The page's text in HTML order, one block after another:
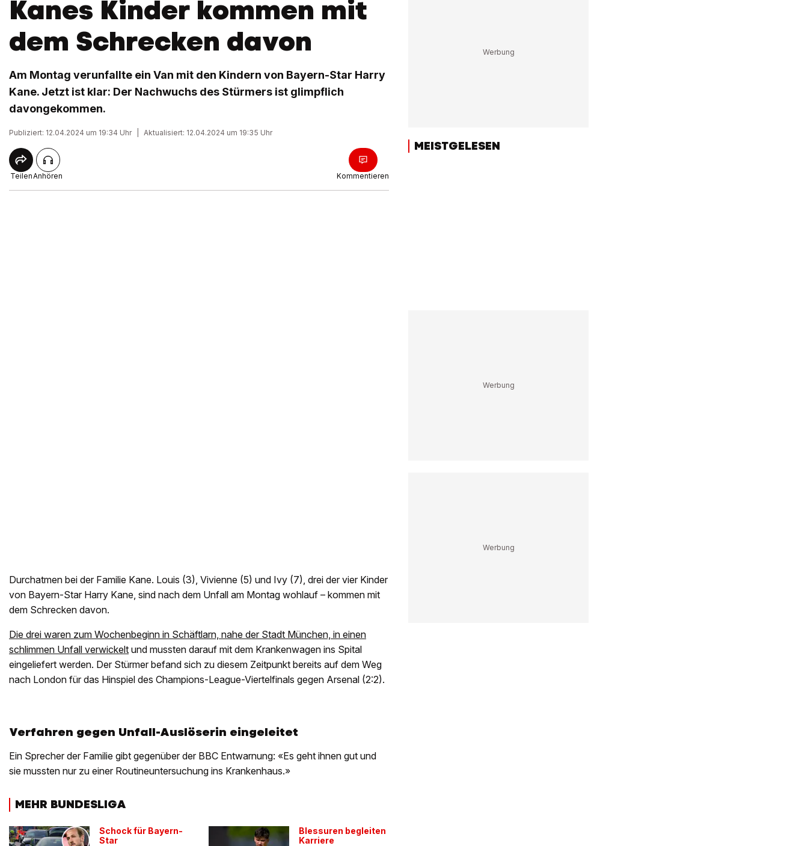
Kanes Kinder kommen mit
dem Schrecken davon
Am Montag verunfallte ein Van mit den Kindern von Bayern-Star Harry
Kane. Jetzt ist klar: Der Nachwuchs des Stürmers ist glimpflich
davongekommen.
Publiziert: 12.04.2024 um 19:34 Uhr Aktualisiert: 12.04.2024 um 19:35 Uhr
TeilenAnhören Kommentieren
Durchatmen bei der Familie Kane. Louis (3), Vivienne (5) und Ivy (7), drei der vier Kinder
von Bayern-Star Harry Kane, sind nach dem Unfall am Montag wohlauf – kommen mit
dem Schrecken davon.
Die drei waren zum Wochenbeginn in Schäftlarn, nahe der Stadt München, in einen
schlimmen Unfall verwickelt und mussten darauf mit dem Krankenwagen ins Spital
eingeliefert werden. Der Stürmer befand sich zu diesem Zeitpunkt bereits auf dem Weg
nach London für das Hinspiel des Champions-League-Viertelfinals gegen Arsenal (2:2).
Verfahren gegen Unfall-Auslöserin eingeleitet
Ein Sprecher der Familie gibt gegenüber der BBC Entwarnung: «Es geht ihnen gut und
sie mussten nur zu einer Routineuntersuchung ins Krankenhaus.»
MEHR BUNDESLIGA
Schock für Bayern-
Star
Blessuren begleiten
Karriere
MEISTGELESEN